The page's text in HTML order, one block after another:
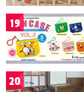
19
20